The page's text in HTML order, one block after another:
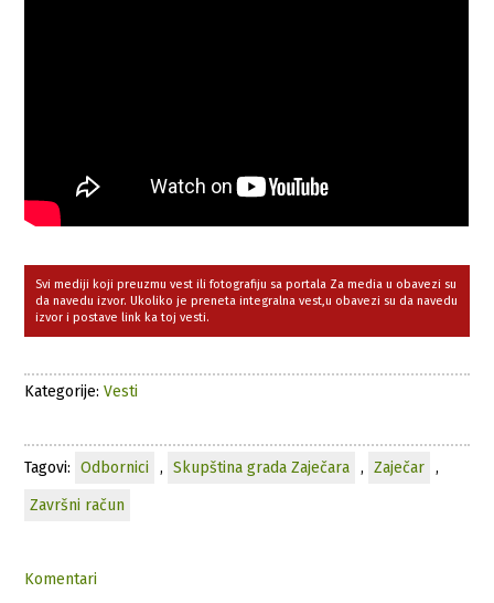
Svi mediji koji preuzmu vest ili fotografiju sa portala Za media u obavezi su
da navedu izvor. Ukoliko je preneta integralna vest,u obavezi su da navedu
izvor i postave link ka toj vesti.
Kategorije:Vesti
Tagovi: Odbornici , Skupština grada Zaječara , Zaječar
,
Završni račun
Komentari